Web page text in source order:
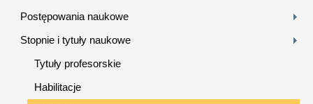
Postępowania naukowe
Stopnie i tytuły naukowe
Tytuły profesorskie
Habilitacje